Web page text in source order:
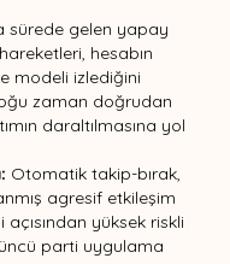
sürede gelen yapay
hesabın
modeli izlediğini
zaman doğrudan
daraltılmasına yol
Otomatik takip-bırak,
agresif etkileşim
yüksek riskli
parti uygulama